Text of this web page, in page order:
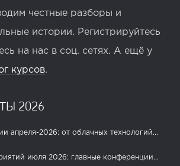
честные разборы и
истории. Регистрируйтесь
на нас в соц. сетях. А ещё у
курсов.
2026
апреля-2026: от облачных технологий...
июля 2026: главные конференции...